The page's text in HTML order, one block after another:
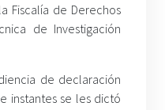
Fiscalía de Derechos
de Investigación
de declaración
instantes se les dictó